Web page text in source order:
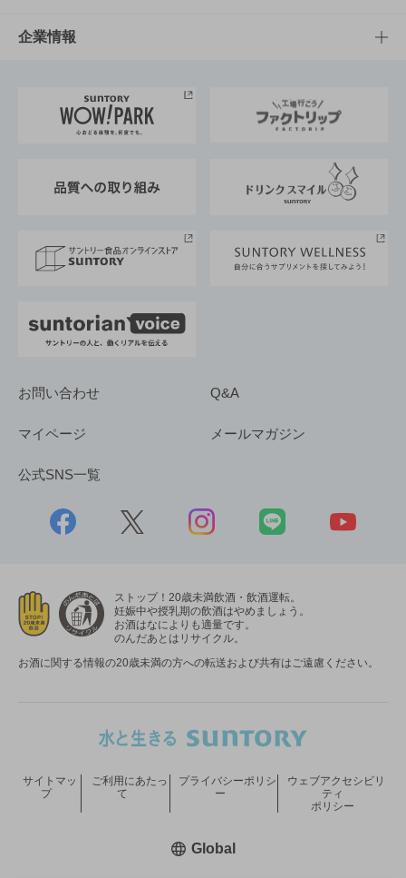
栄養成分一覧
工場見学
地域情報
サントリーホール
サントリーサンバーズ大阪
サステナビリティTOP
サントリーが考えるサステナビリティ経営
企業情報
企業概要
採用情報
お問い合わせ Q&A
マイページ メールマガジン
公式SNS一覧
ストップ！20歳未満飲酒・飲酒運転。
妊娠中や授乳期の飲酒はやめましょう。
お酒はなによりも適量です。
のんだあとはリサイクル。
お酒に関する情報の20歳未満の方への転送および共有はご遠慮ください。
サイトマッ
プ
ご利用にあたっ
て
プライバシーポリシ
ー
ウェブアクセシビリ
ティ
ポリシー
Global新しいウィンドウで開く